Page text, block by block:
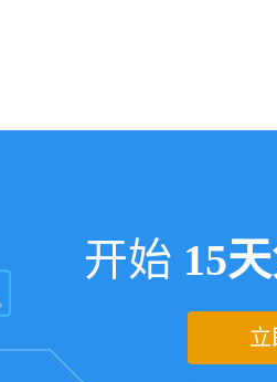
开始 15